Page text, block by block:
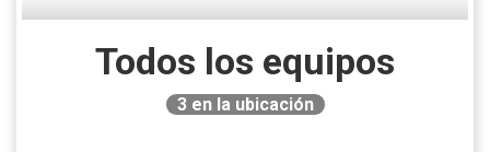
Todos los equipos
3en la ubicación